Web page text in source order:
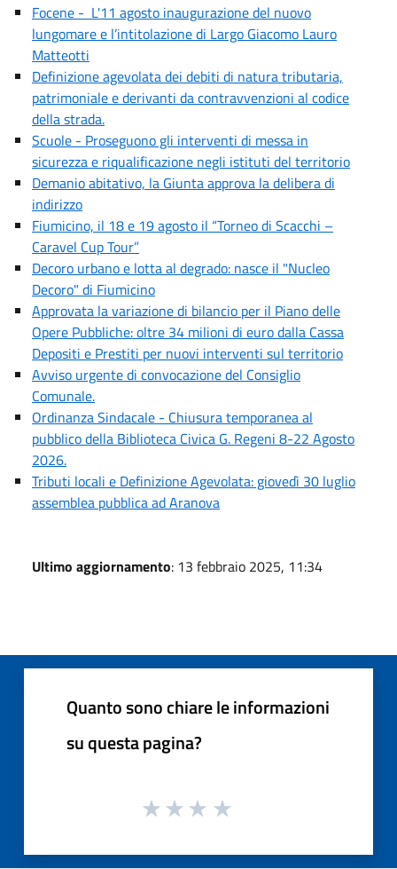
Focene - L'11 agosto inaugurazione del nuovo
lungomare e l’intitolazione di Largo Giacomo Lauro
Matteotti
Definizione agevolata dei debiti di natura tributaria,
patrimoniale e derivanti da contravvenzioni al codice
della strada.
Scuole - Proseguono gli interventi di messa in
sicurezza e riqualificazione negli istituti del territorio
Demanio abitativo, la Giunta approva la delibera di
indirizzo
Fiumicino, il 18 e 19 agosto il “Torneo di Scacchi –
Caravel Cup Tour”
Decoro urbano e lotta al degrado: nasce il "Nucleo
Decoro" di Fiumicino
Approvata la variazione di bilancio per il Piano delle
Opere Pubbliche: oltre 34 milioni di euro dalla Cassa
Depositi e Prestiti per nuovi interventi sul territorio
Avviso urgente di convocazione del Consiglio
Comunale.
Ordinanza Sindacale - Chiusura temporanea al
pubblico della Biblioteca Civica G. Regeni 8-22 Agosto
2026.
Tributi locali e Definizione Agevolata: giovedì 30 luglio
assemblea pubblica ad Aranova
Ultimo aggiornamento: 13 febbraio 2025, 11:34
Quanto sono chiare le informazioni
su questa pagina?